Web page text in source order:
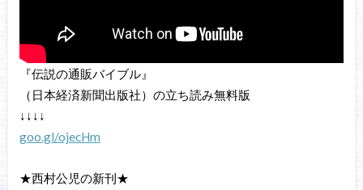
『伝説の通販バイブル』
（日本経済新聞出版社）の立ち読み無料版
↓↓↓↓
goo.gl/ojecHm
★西村公児の新刊★